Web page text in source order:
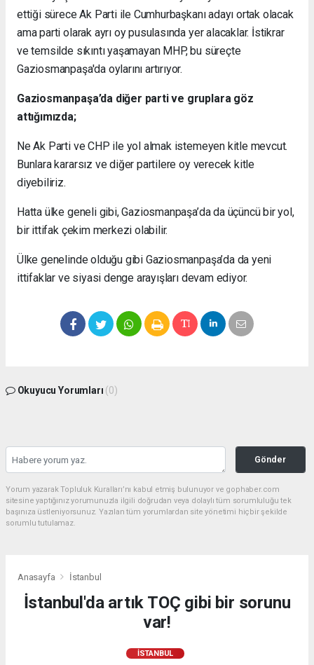
ettiği sürece Ak Parti ile Cumhurbaşkanı adayı ortak olacak
ama parti olarak ayrı oy pusulasında yer alacaklar. İstikrar
ve temsilde sıkıntı yaşamayan MHP, bu süreçte
Gaziosmanpaşa'da oylarını artırıyor.
Gaziosmanpaşa’da diğer parti ve gruplara göz
attığımızda;
Ne Ak Parti ve CHP ile yol almak istemeyen kitle mevcut.
Bunlara kararsız ve diğer partilere oy verecek kitle
diyebiliriz.
Hatta ülke geneli gibi, Gaziosmanpaşa’da da üçüncü bir yol,
bir ittifak çekim merkezi olabilir.
Ülke genelinde olduğu gibi Gaziosmanpaşa’da da yeni
ittifaklar ve siyasi denge arayışları devam ediyor.
Okuyucu Yorumları (0)
Gönder
Yorum yazarak Topluluk Kuralları’nı kabul etmiş bulunuyor ve gophaber.com
sitesine yaptığınız yorumunuzla ilgili doğrudan veya dolaylı tüm sorumluluğu tek
başınıza üstleniyorsunuz. Yazılan tüm yorumlardan site yönetimi hiçbir şekilde
sorumlu tutulamaz.
Anasayfa İstanbul
İstanbul'da artık TOÇ gibi bir sorunu
var!
İSTANBUL